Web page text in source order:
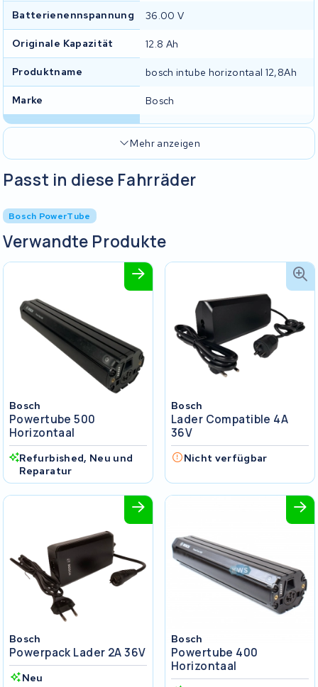
Batterienennspannung
36.00 V
Originale Kapazität 12.8 Ah
Produktname bosch intube horizontaal 12,8Ah
Marke Bosch
Mehr anzeigen
Passt in diese Fahrräder
Bosch PowerTube
Verwandte Produkte
Bosch
Powertube 500
Horizontaal
Refurbished, Neu und
Reparatur
Bosch
Lader Compatible 4A
36V
Nicht verfügbar
Bosch
Powerpack Lader 2A 36V
Neu
Bosch
Powertube 400
Horizontaal